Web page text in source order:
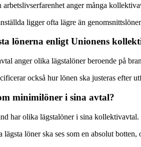
arbetslivserfarenhet anger många
ligger ofta lägre än
lönerna enligt Unionens
anger olika lägstalöner beroende på
också hur lönen ska justeras efter
minimilöner i sina avtal?
har olika lägstalöner i sina
lägsta löner ska ses som en absolut